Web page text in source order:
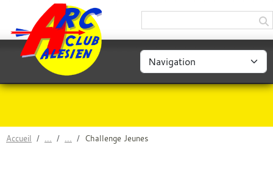
Accueil Challenge Jeunes
Panneau de gestion des cookies